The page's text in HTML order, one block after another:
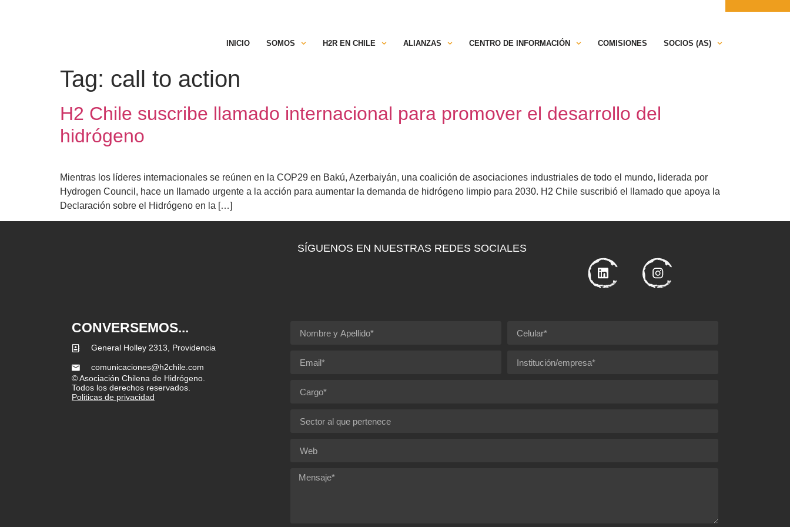
INICIO SOMOS H2R EN CHILE ALIANZAS CENTRO DE INFORMACIÓN COMISIONES SOCIOS (AS)
Tag: call to action
H2 Chile suscribe llamado internacional para promover el desarrollo del
hidrógeno
Mientras los líderes internacionales se reúnen en la COP29 en Bakú, Azerbaiyán, una coalición de asociaciones industriales de todo el mundo, liderada por
Hydrogen Council, hace un llamado urgente a la acción para aumentar la demanda de hidrógeno limpio para 2030. H2 Chile suscribió el llamado que apoya la
Declaración sobre el Hidrógeno en la […]
SÍGUENOS EN NUESTRAS REDES SOCIALES
CONVERSEMOS...
General Holley 2313, Providencia
comunicaciones@h2chile.com
© Asociación Chilena de Hidrógeno.
Todos los derechos reservados.
Politicas de privacidad